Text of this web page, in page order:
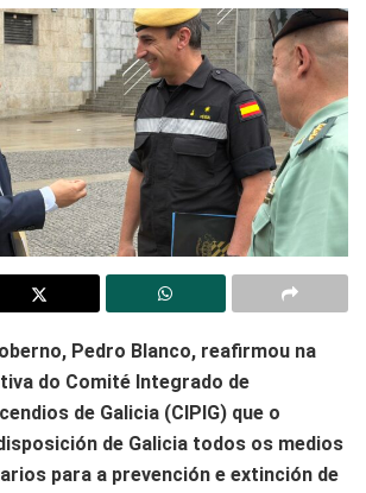
Pedro Blanco, reafirmou na
do Comité Integrado de
de Galicia (CIPIG) que o
de Galicia todos os medios
para a prevención e extinción de